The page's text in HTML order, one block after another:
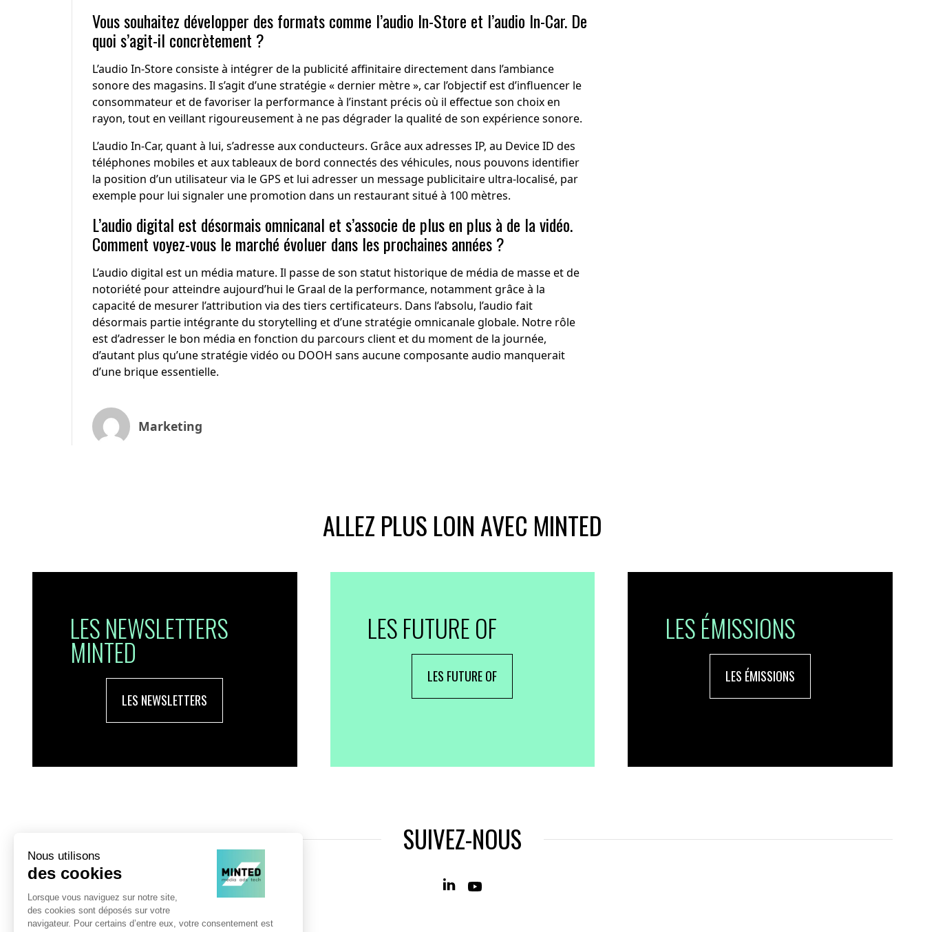
Vous souhaitez développer des formats comme l’audio In-Store et l’audio In-Car. De
quoi s’agit-il concrètement ?
L’audio In-Store consiste à intégrer de la publicité affinitaire directement dans l’ambiance
sonore des magasins. Il s’agit d’une stratégie « dernier mètre », car l’objectif est d’influencer le
consommateur et de favoriser la performance à l’instant précis où il effectue son choix en
rayon, tout en veillant rigoureusement à ne pas dégrader la qualité de son expérience sonore.
L’audio In-Car, quant à lui, s’adresse aux conducteurs. Grâce aux adresses IP, au Device ID des
téléphones mobiles et aux tableaux de bord connectés des véhicules, nous pouvons identifier
la position d’un utilisateur via le GPS et lui adresser un message publicitaire ultra-localisé, par
exemple pour lui signaler une promotion dans un restaurant situé à 100 mètres.
L’audio digital est désormais omnicanal et s’associe de plus en plus à de la vidéo.
Comment voyez-vous le marché évoluer dans les prochaines années ?
L’audio digital est un média mature. Il passe de son statut historique de média de masse et de
notoriété pour atteindre aujourd’hui le Graal de la performance, notamment grâce à la
capacité de mesurer l’attribution via des tiers certificateurs. Dans l’absolu, l’audio fait
désormais partie intégrante du storytelling et d’une stratégie omnicanale globale. Notre rôle
est d’adresser le bon média en fonction du parcours client et du moment de la journée,
d’autant plus qu’une stratégie vidéo ou DOOH sans aucune composante audio manquerait
d’une brique essentielle.
Marketing
ALLEZ PLUS LOIN AVEC MINTED
LES NEWSLETTERS
MINTED
LES NEWSLETTERS
LES FUTURE OF
LES FUTURE OF
LES ÉMISSIONS
LES ÉMISSIONS
SUIVEZ-NOUS